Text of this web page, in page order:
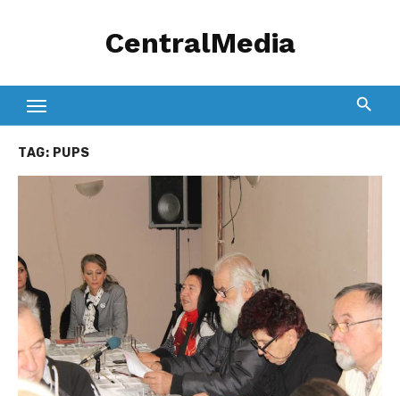
CentralMedia
TAG: PUPS